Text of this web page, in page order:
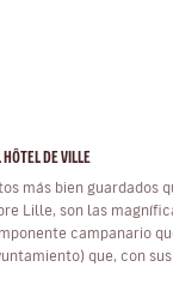
HÔTEL DE VILLE
más bien guardados
Lille, son las
campanario
que, con